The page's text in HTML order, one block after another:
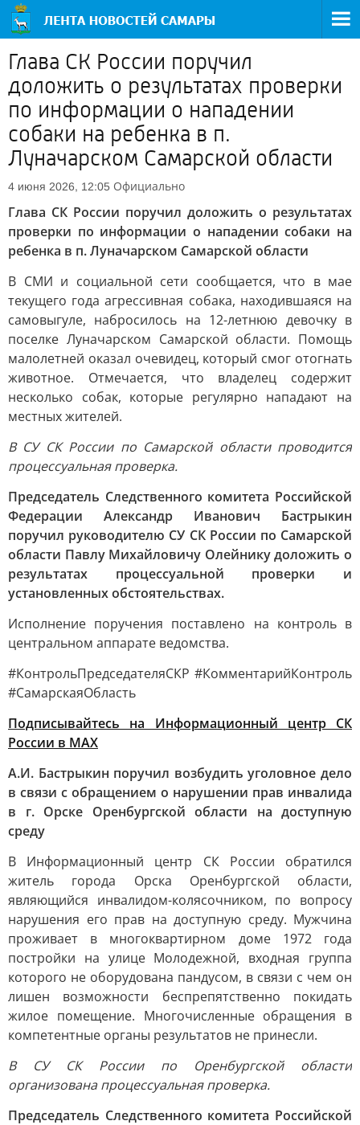
Глава СК России поручил
доложить о результатах проверки
по информации о нападении
собаки на ребенка в п.
Луначарском Самарской области
4 июня 2026, 12:05 Официально
Глава СК России поручил доложить о результатах
проверки по информации о нападении собаки на
ребенка в п. Луначарском Самарской области
В СМИ и социальной сети сообщается, что в мае
текущего года агрессивная собака, находившаяся на
самовыгуле, набросилось на 12-летнюю девочку в
поселке Луначарском Самарской области. Помощь
малолетней оказал очевидец, который смог отогнать
животное. Отмечается, что владелец содержит
несколько собак, которые регулярно нападают на
местных жителей.
В СУ СК России по Самарской области проводится
процессуальная проверка.
Председатель Следственного комитета Российской
Федерации Александр Иванович Бастрыкин
поручил руководителю СУ СК России по Самарской
области Павлу Михайловичу Олейнику доложить о
результатах процессуальной проверки и
установленных обстоятельствах.
Исполнение поручения поставлено на контроль в
центральном аппарате ведомства.
#КонтрольПредседателяСКР #КомментарийКонтроль
#СамарскаяОбласть
Подписывайтесь на Информационный центр СК
России в MAХ
А.И. Бастрыкин поручил возбудить уголовное дело
в связи с обращением о нарушении прав инвалида
в г. Орске Оренбургской области на доступную
среду
В Информационный центр СК России обратился
житель города Орска Оренбургской области,
являющийся инвалидом-колясочником, по вопросу
нарушения его прав на доступную среду. Мужчина
проживает в многоквартирном доме 1972 года
постройки на улице Молодежной, входная группа
которого не оборудована пандусом, в связи с чем он
лишен возможности беспрепятственно покидать
жилое помещение. Многочисленные обращения в
компетентные органы результатов не принесли.
В СУ СК России по Оренбургской области
организована процессуальная проверка.
Председатель Следственного комитета Российской